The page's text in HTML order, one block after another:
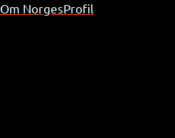
Om NorgesProfil